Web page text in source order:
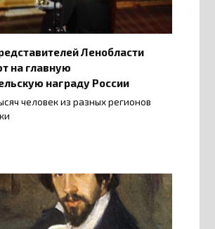
Ленобласти
на главную
награду России
человек из разных регионов